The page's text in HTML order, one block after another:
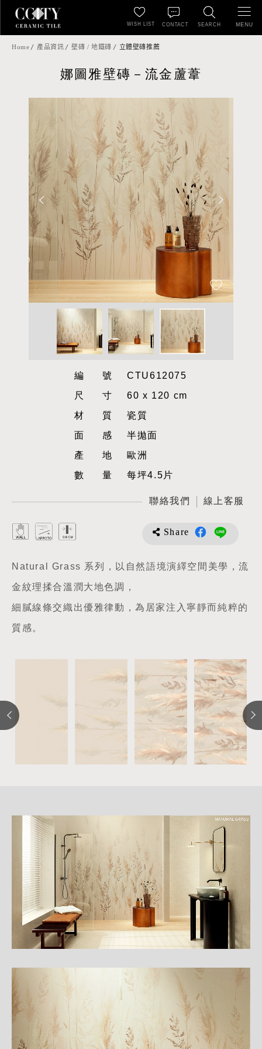
SEARCH
WISH LIST CONTACT MENU
Home 產品資訊 壁磚 / 地鐵磚 立體壁磚推薦
娜圖雅壁磚－流金蘆葦
編號CTU612075
尺寸60 x 120 cm
材質瓷質
面感半拋面
產地歐洲
數量每坪4.5片
聯絡我們 線上客服
Share
Natural Grass 系列，以自然語境演繹空間美學，流
金紋理揉合溫潤大地色調，
細膩線條交織出優雅律動，為居家注入寧靜而純粹的
質感。